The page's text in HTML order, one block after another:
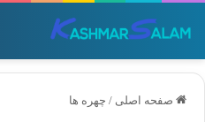
صفحه اصلی / چهره ها